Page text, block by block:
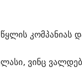
კომპანიას
ვინც